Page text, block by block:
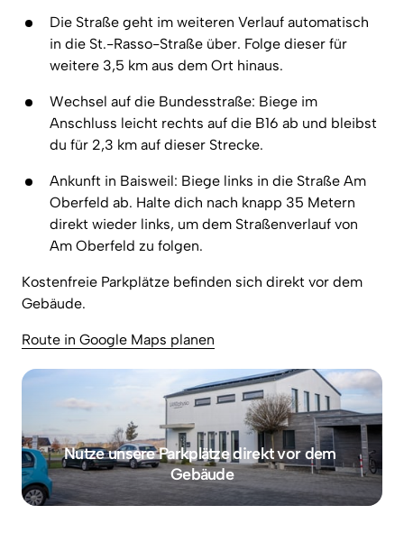
Die Straße geht im weiteren Verlauf automatisch
in die St.-Rasso-Straße über. Folge dieser für
weitere 3,5 km aus dem Ort hinaus.
Wechsel auf die Bundesstraße: Biege im
Anschluss leicht rechts auf die B16 ab und bleibst
du für 2,3 km auf dieser Strecke.
Ankunft in Baisweil: Biege links in die Straße Am
Oberfeld ab. Halte dich nach knapp 35 Metern
direkt wieder links, um dem Straßenverlauf von
Am Oberfeld zu folgen.
Kostenfreie Parkplätze befinden sich direkt vor dem
Gebäude.
Route in Google Maps planen
Nutze unsere Parkplätze direkt vor dem
Gebäude